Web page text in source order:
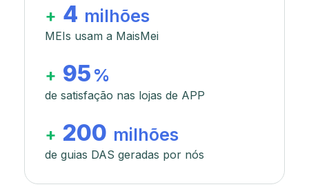
+ 4 milhões
MEIs usam a MaisMei
+ 95 %
de satisfação nas lojas de APP
+ 200 milhões
de guias DAS geradas por nós